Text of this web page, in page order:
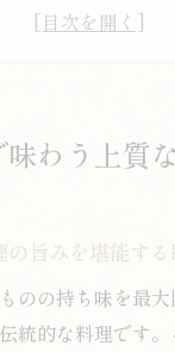
な香りが広がる和
光る和食で特別な
しさと鰹の技に酔
がもたらす心安
だわりが息づく和
す職人の技術で味
わう上質
旨みを堪能する
のの持ち味を最大
統的な料理です。